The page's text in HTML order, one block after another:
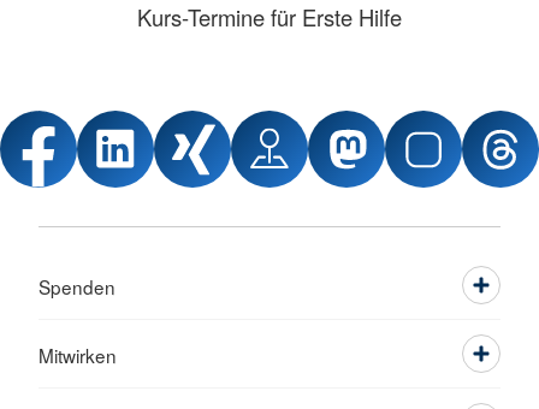
Kurs-Termine für Erste Hilfe
Spenden
Mitwirken